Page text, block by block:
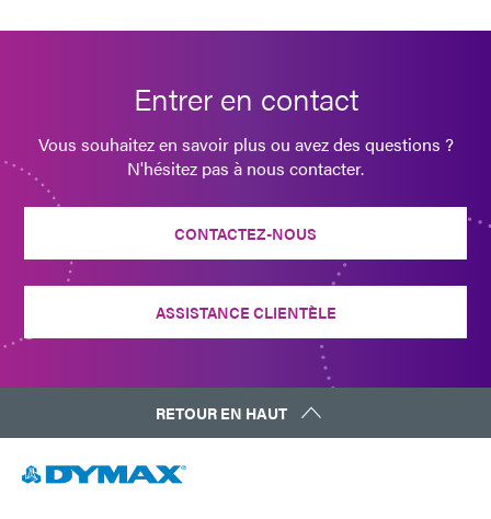
Entrer en contact
Vous souhaitez en savoir plus ou avez des questions ?
N'hésitez pas à nous contacter.
CONTACTEZ-NOUS
ASSISTANCE CLIENTÈLE
RETOUR EN HAUT